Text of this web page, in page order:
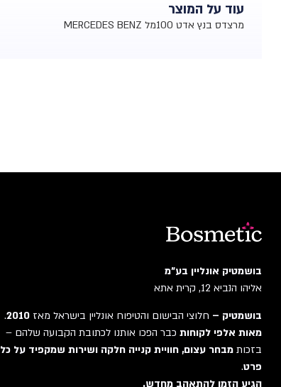
עוד על המוצר
מרצדס בנץ אדט 100מל MERCEDES BENZ
בושמטיק אונליין בע"מ
אליהו הנביא 12, קרית אתא
בושמטיק – חלוצי הבישום והטיפוח אונליין בישראל מאז 2010
.
מאות אלפי לקוחות כבר הפכו אותנו לכתובת הקבועה שלהם –
בזכות מבחר עצום, חוויית קנייה חלקה ושירות שמקפיד על כל
פרט.
הגיע הזמן להתאהב מחדש.